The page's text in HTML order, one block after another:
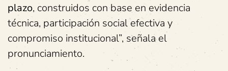
plazo, construidos con base en evidencia
técnica, participación social efectiva y
compromiso institucional”, señala el
pronunciamiento.